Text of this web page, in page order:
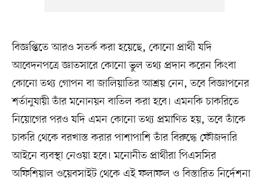
বিজ্ঞপ্তিতে আরও সতর্ক করা হয়েছে, কোনো প্রার্থী যদি
আবেদনপত্রে জ্ঞাতসারে কোনো ভুল তথ্য প্রদান করেন কিংবা
কোনো তথ্য গোপন বা জালিয়াতির আশ্রয় নেন, তবে বিজ্ঞাপনের
শর্তানুযায়ী তাঁর মনোনয়ন বাতিল করা হবে। এমনকি চাকরিতে
নিয়োগের পরও যদি এমন কোনো তথ্য প্রমাণিত হয়, তবে তাঁকে
চাকরি থেকে বরখাস্ত করার পাশাপাশি তাঁর বিরুদ্ধে ফৌজদারি
আইনে ব্যবস্থা নেওয়া হবে। মনোনীত প্রার্থীরা পিএসসির
অফিশিয়াল ওয়েবসাইট থেকে এই ফলাফল ও বিস্তারিত নির্দেশনা